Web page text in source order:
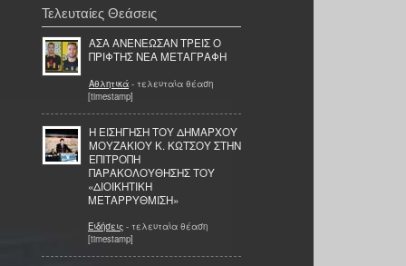
Τελευταίες Θεάσεις
ΑΣΑ ΑΝΕΝΕΩΣΑΝ ΤΡΕΙΣ Ο
ΠΡΙΦΤΗΣ ΝΕΑ ΜΕΤΑΓΡΑΦΗ
Αθλητικά - τελευταία θέαση
[timestamp]
Η ΕΙΣΗΓΗΣΗ ΤΟΥ ΔΗΜΑΡΧΟΥ
ΜΟΥΖΑΚΙΟΥ Κ. ΚΩΤΣΟΥ ΣΤΗΝ
ΕΠΙΤΡΟΠΗ
ΠΑΡΑΚΟΛΟΥΘΗΣΗΣ ΤΟΥ
«ΔΙΟΙΚΗΤΙΚΗ
ΜΕΤΑΡΡΥΘΜΙΣΗ»
Ειδήσεις - τελευταία θέαση
[timestamp]